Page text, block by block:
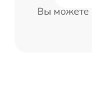
Вы можете